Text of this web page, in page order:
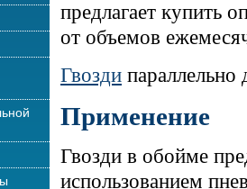
предлагает купить
от объемов
Гвозди
Применение
Гвозди в обойме
использованием